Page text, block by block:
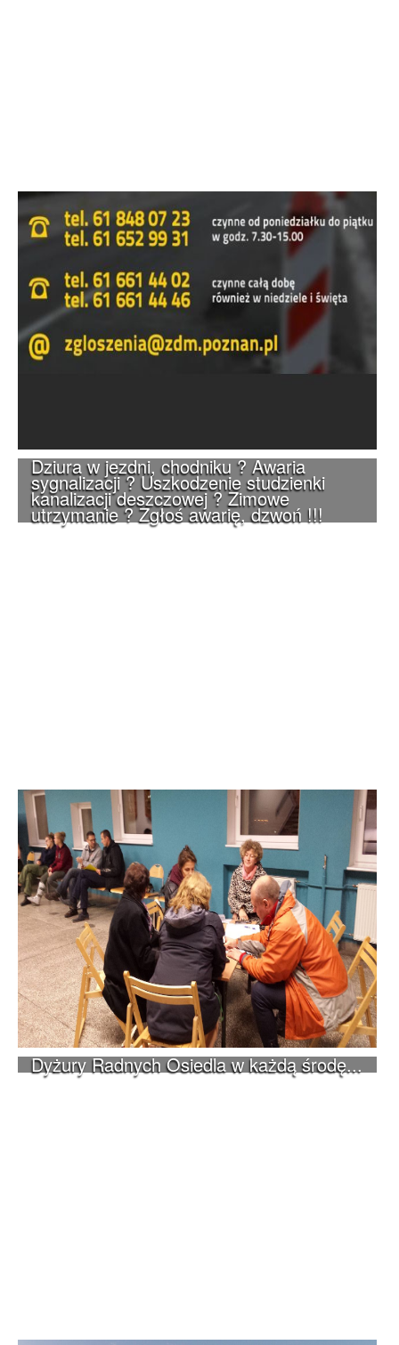
Dziura w jezdni, chodniku ? Awaria
sygnalizacji ? Uszkodzenie studzienki
kanalizacji deszczowej ? Zimowe
utrzymanie ? Zgłoś awarię, dzwoń !!!
Dyżury Radnych Osiedla w każdą środę...